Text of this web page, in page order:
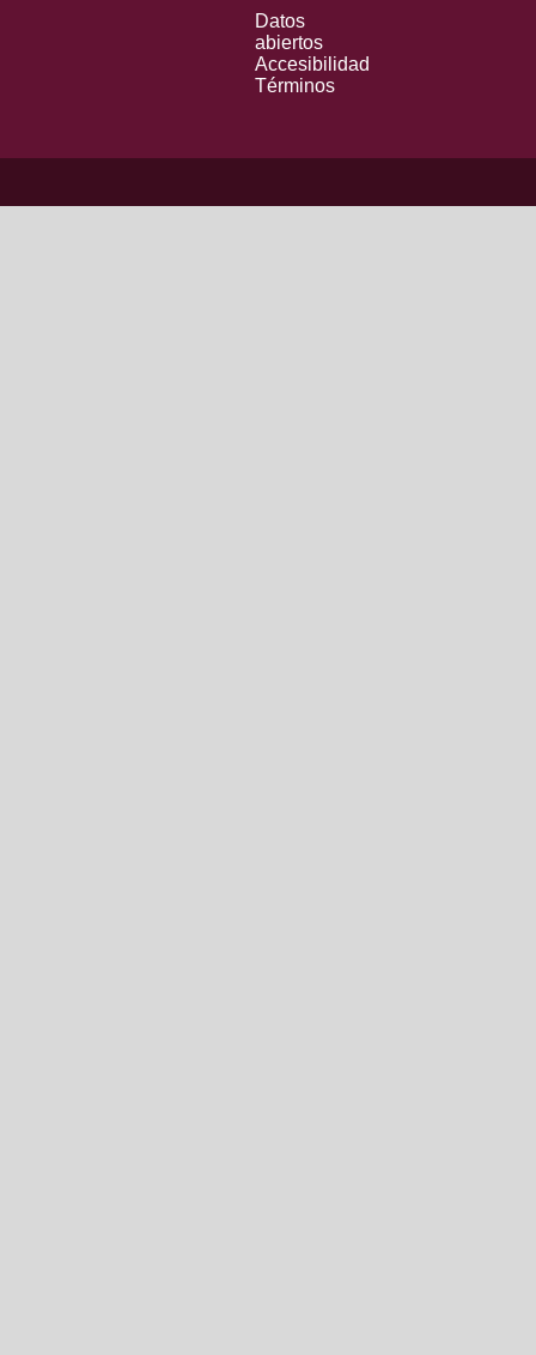
Datos
abiertos
Accesibilidad
Términos